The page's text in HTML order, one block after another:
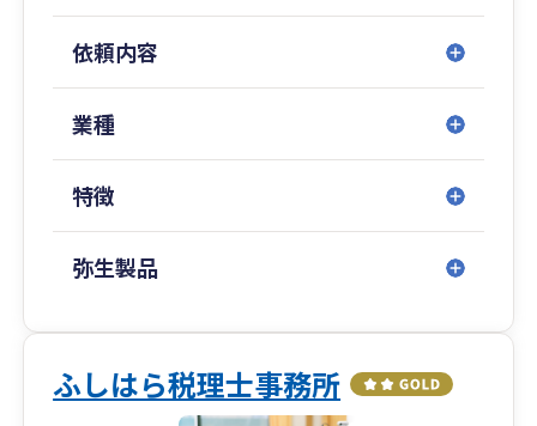
依頼内容
業種
特徴
弥生製品
ふしはら税理士事務所